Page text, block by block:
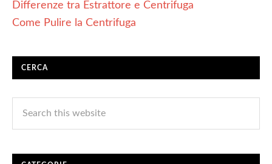
Differenze tra Estrattore e Centrifuga
Come Pulire la Centrifuga
CERCA